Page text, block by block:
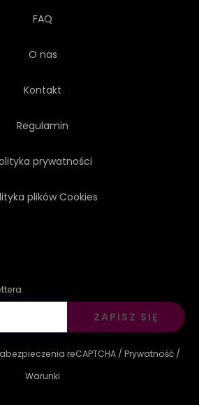
FAQ
O nas
Kontakt
Regulamin
prywatności
plików Cookies
ZAPISZ SIĘ
reCAPTCHA / Prywatność /
Warunki